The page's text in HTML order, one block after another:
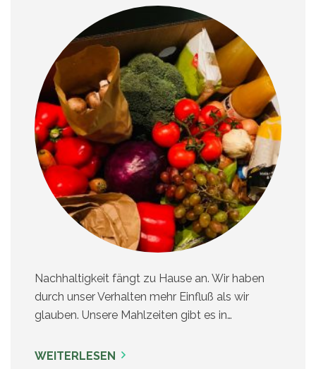
anderen Kindern aus dem Ort. Das freie Spiel
steht an oberster Stelle, altersabhängig machen
wir aber auch z.B. Schatzsuchen, Natur Mandalas
etc. Aktuell beschäftige ich mich mit Themen
wie Waldbaden, Achtsamskeitsübungen und
Klangeschichten, um diese zukünftig auch noch
in unseren Alltag integrieren zu können.
Nachhaltigkeit fängt zu Hause an. Wir haben
durch unser Verhalten mehr Einfluß als wir
glauben. Unsere Mahlzeiten gibt es in…
WEITERLESEN